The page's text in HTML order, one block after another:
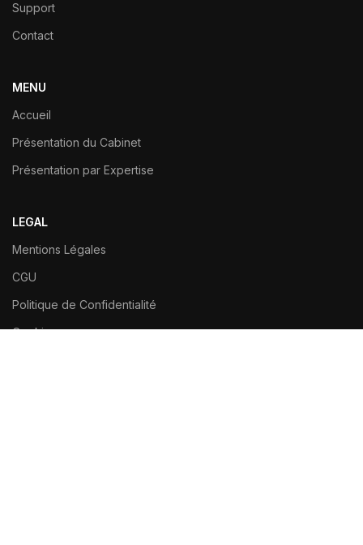
Support
Contact
MENU
Accueil
Présentation du Cabinet
Présentation par Expertise
LEGAL
Mentions Légales
CGU
Politique de Confidentialité
Cookies